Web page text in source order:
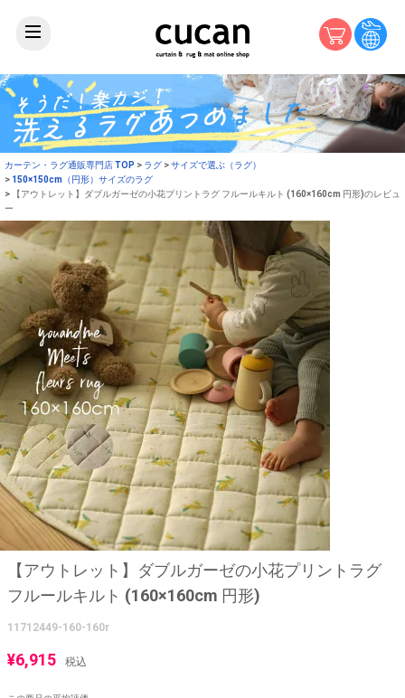
カーテン・ラグ通販専門店 TOP ラグ
サイズで選ぶ（ラグ）
150×150cm（円形）サイズのラグ
【アウトレット】ダブルガーゼの小花プリントラグ フルールキルト (160×160cm 円形)のレビュ
ー
【アウトレット】ダブルガーゼの小花プリントラグ
フルールキルト (160×160cm 円形)
11712449-160-160r
¥6,915 税込